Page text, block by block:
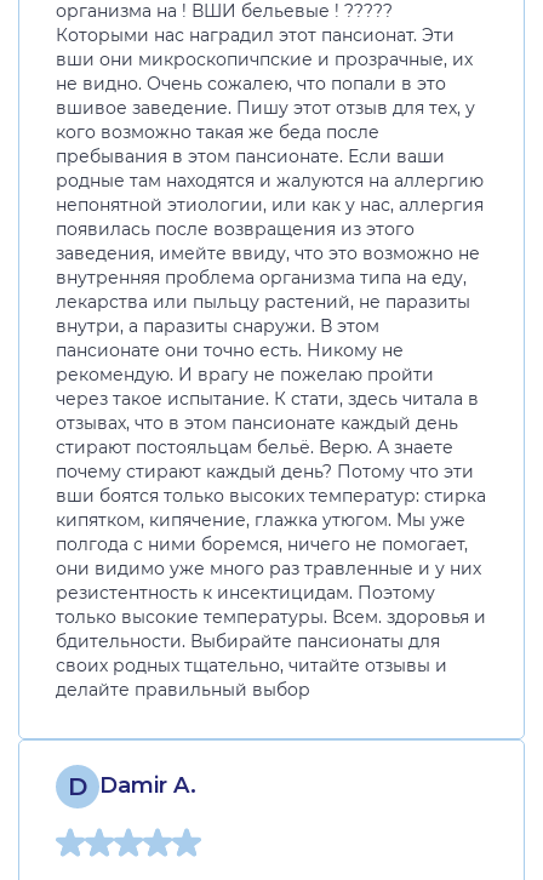
организма на ! ВШИ бельевые ! ?????
Которыми нас наградил этот пансионат. Эти
вши они микроскопичпские и прозрачные, их
не видно. Очень сожалею, что попали в это
вшивое заведение. Пишу этот отзыв для тех, у
кого возможно такая же беда после
пребывания в этом пансионате. Если ваши
родные там находятся и жалуются на аллергию
непонятной этиологии, или как у нас, аллергия
появилась после возвращения из этого
заведения, имейте ввиду, что это возможно не
внутренняя проблема организма типа на еду,
лекарства или пыльцу растений, не паразиты
внутри, а паразиты снаружи. В этом
пансионате они точно есть. Никому не
рекомендую. И врагу не пожелаю пройти
через такое испытание. К стати, здесь читала в
отзывах, что в этом пансионате каждый день
стирают постояльцам бельё. Верю. А знаете
почему стирают каждый день? Потому что эти
вши боятся только высоких температур: стирка
кипятком, кипячение, глажка утюгом. Мы уже
полгода с ними боремся, ничего не помогает,
они видимо уже много раз травленные и у них
резистентность к инсектицидам. Поэтому
только высокие температуры. Всем. здоровья и
бдительности. Выбирайте пансионаты для
своих родных тщательно, читайте отзывы и
делайте правильный выбор
D Damir A.